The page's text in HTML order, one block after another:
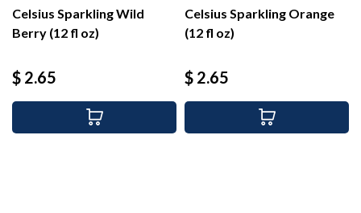
Celsius Sparkling Wild
Berry (12 fl oz)
Precio
$ 2.65
Celsius Sparkling Orange
(12 fl oz)
Precio
$ 2.65